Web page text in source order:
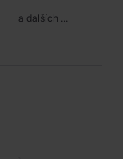
a dalších ...